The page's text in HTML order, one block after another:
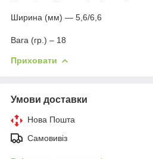
Ширина (мм) — 5,6/6,6
Вага (гр.) – 18
Приховати
Умови доставки
Нова Пошта
Самовивіз